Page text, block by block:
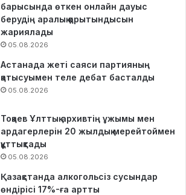
барысында өткен онлайн дауыс
берудің аралық қорытындысын
жариялады
05.08.2026
Астанада жеті саяси партияның
қатысуымен теле дебат басталды
05.08.2026
Тоқаев Ұлттық архивтің ұжымы мен
ардагерлерін 20 жылдық мерейтоймен
құттықтады
05.08.2026
Қазақстанда алкогольсіз сусындар
өндірісі 17%-ға артты